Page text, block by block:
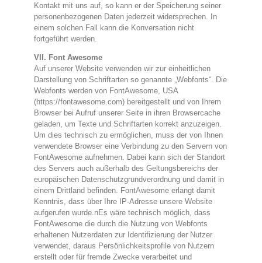
Kontakt mit uns auf, so kann er der Speicherung seiner
personenbezogenen Daten jederzeit widersprechen. In
einem solchen Fall kann die Konversation nicht
fortgeführt werden.
VII. Font Awesome
Auf unserer Website verwenden wir zur einheitlichen
Darstellung von Schriftarten so genannte „Webfonts“. Die
Webfonts werden von FontAwesome, USA
(https://fontawesome.com) bereitgestellt und von Ihrem
Browser bei Aufruf unserer Seite in ihren Browsercache
geladen, um Texte und Schriftarten korrekt anzuzeigen.
Um dies technisch zu ermöglichen, muss der von Ihnen
verwendete Browser eine Verbindung zu den Servern von
FontAwesome aufnehmen. Dabei kann sich der Standort
des Servers auch außerhalb des Geltungsbereichs der
europäischen Datenschutzgrundverordnung und damit in
einem Drittland befinden. FontAwesome erlangt damit
Kenntnis, dass über Ihre IP-Adresse unsere Website
aufgerufen wurde.nEs wäre technisch möglich, dass
FontAwesome die durch die Nutzung von Webfonts
erhaltenen Nutzerdaten zur Identifizierung der Nutzer
verwendet, daraus Persönlichkeitsprofile von Nutzern
erstellt oder für fremde Zwecke verarbeitet und